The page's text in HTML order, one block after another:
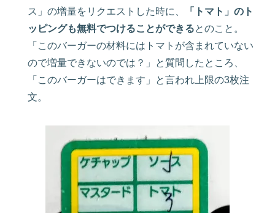
ス」の増量をリクエストした時に、
「トマト」のト
ッピングも無料でつけることができるとのこと。
「このバーガーの材料にはトマトが含まれていない
ので増量できないのでは？」と質問したところ、
「このバーガーはできます」と言われ上限の3枚注
文。